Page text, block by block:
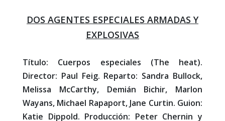
DOS AGENTES ESPECIALES ARMADAS Y
EXPLOSIVAS
Título: Cuerpos especiales (The heat).
Director: Paul Feig. Reparto: Sandra Bullock,
Melissa McCarthy, Demián Bichir, Marlon
Wayans, Michael Rapaport, Jane Curtin. Guion:
Katie Dippold. Producción: Peter Chernin y